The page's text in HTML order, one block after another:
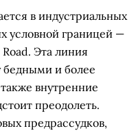
в индустриальных
условной границей —
Эта линия
бедными и более
внутренние
преодолеть.
предрассудков,